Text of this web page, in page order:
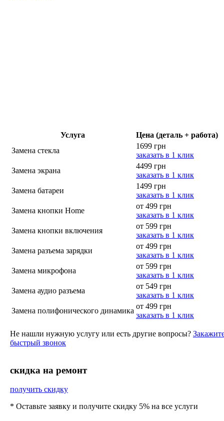
Услуга
Цена (деталь + работа)
Замена стекла
1699 грн
заказать в 1 клик
Замена экрана
4499 грн
заказать в 1 клик
Замена батареи
1499 грн
заказать в 1 клик
Замена кнопки Home
от 499 грн
заказать в 1 клик
Замена кнопки включения
от 599 грн
заказать в 1 клик
Замена разъема зарядки
от 499 грн
заказать в 1 клик
Замена микрофона
от 599 грн
заказать в 1 клик
Замена аудио разъема
от 549 грн
заказать в 1 клик
Замена полифонического динамика
от 499 грн
заказать в 1 клик
Не нашли нужную услугу или есть другие вопросы?
быстрый звонок
cкидка на ремонт
получить скидку
* Оставьте заявку и получите скидку 5% на все услуги